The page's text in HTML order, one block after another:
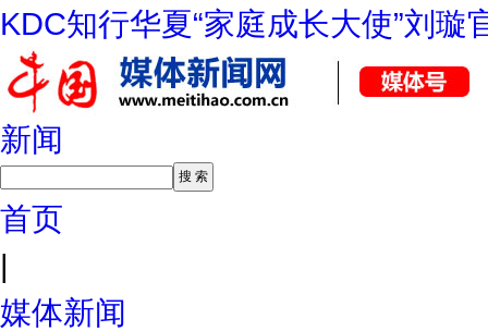
KDC知行华夏“家庭成长大使”刘璇
新闻
首页
|
媒体新闻